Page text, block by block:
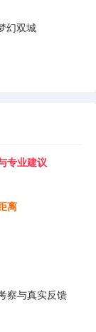
幻双城
专业建议
离
察与真实反馈